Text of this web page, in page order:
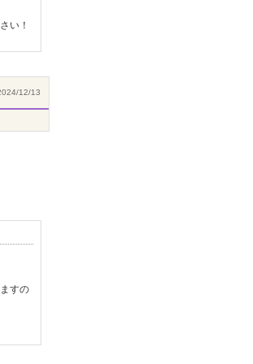
い！
12/13
すの